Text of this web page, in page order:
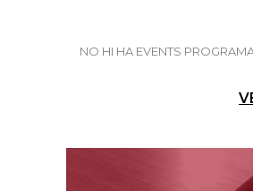
NO HI HA EVENTS